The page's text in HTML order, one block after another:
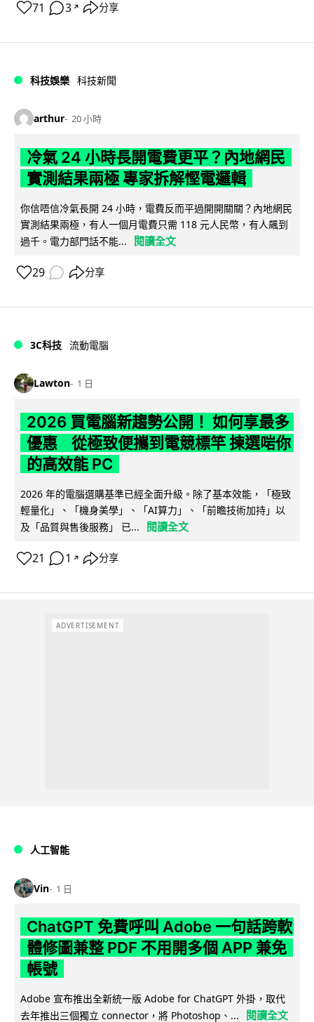
71 3 ↗ 分享
科技娛樂 科技新聞
arthur 20 小時
冷氣 24 小時長開電費更平？內地網民
實測結果兩極 專家拆解慳電邏輯
你信唔信冷氣長開 24 小時，電費反而平過開開關關？內地網民
實測結果兩極，有人一個月電費只需 118 元人民幣，有人飆到
過千。電力部門話不能...
閱讀全文
29 分享
3C科技 流動電腦
Lawton 1 日
2026 買電腦新趨勢公開！ 如何享最多
優惠 從極致便攜到電競標竿 揀選啱你
的高效能 PC
2026 年的電腦選購基準已經全面升級。除了基本效能，「極致
輕量化」、「機身美學」、「AI算力」、「前瞻技術加持」以
及「品質與售後服務」 已...
閱讀全文
21 1 ↗ 分享
ADVERTISEMENT
人工智能
Vin 1 日
ChatGPT 免費呼叫 Adobe 一句話跨軟
體修圖兼整 PDF 不用開多個 APP 兼免
帳號
Adobe 宣布推出全新統一版 Adobe for ChatGPT 外掛，取代
去年推出三個獨立 connector，將 Photoshop、...
閱讀全文